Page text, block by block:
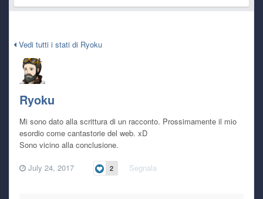
Vedi tutti i stati di Ryoku
Ryoku
Mi sono dato alla scrittura di un racconto. Prossimamente il mio
esordio come cantastorie del web. xD
Sono vicino alla conclusione.
July 24, 2017 2 Segnala